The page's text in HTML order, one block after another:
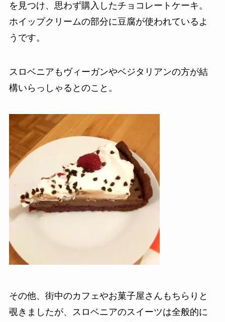
を見つけ、思わず購入したチョコレートケーキ。
ホイップクリームの部分に豆腐が使われているよ
うです。
スロベニアもヴィーガンやベジタリアンの方が結
構いらっしゃるとのこと。
その他、街中のカフェやお菓子屋さんもちらりと
覗きましたが、スロベニアのスイーツは全般的に